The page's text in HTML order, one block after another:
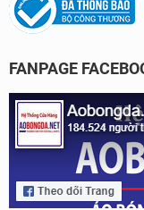
FANPAGE